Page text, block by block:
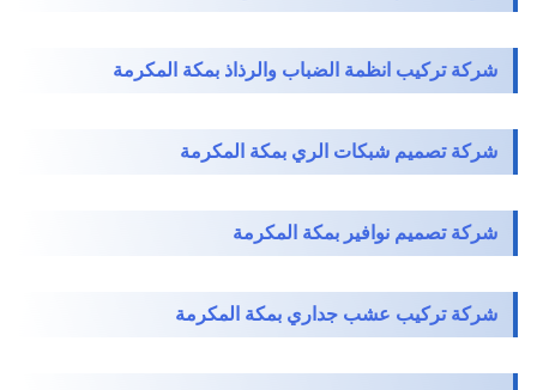
شركة تركيب انظمة الضباب والرذاذ بمكة المكرمة
شركة تصميم شبكات الري بمكة المكرمة
شركة تصميم نوافير بمكة المكرمة
شركة تركيب عشب جداري بمكة المكرمة